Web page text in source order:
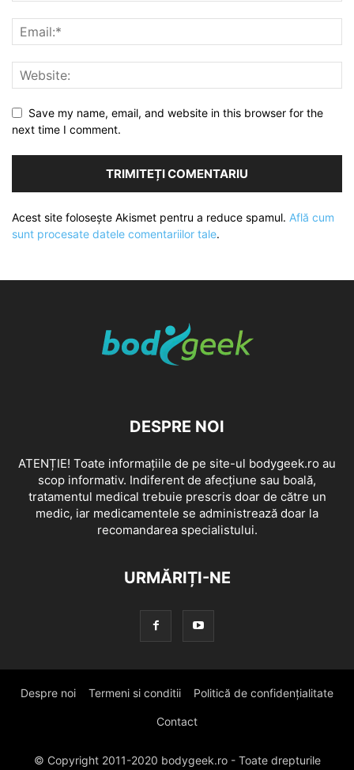
Save my name, email, and website in this browser for the
next time I comment.
Acest site folosește Akismet pentru a reduce spamul. Află cum
sunt procesate datele comentariilor tale.
DESPRE NOI
ATENȚIE! Toate informațiile de pe site-ul bodygeek.ro au
scop informativ. Indiferent de afecțiune sau boală,
tratamentul medical trebuie prescris doar de către un
medic, iar medicamentele se administrează doar la
recomandarea specialistului.
URMĂRIȚI-NE
Despre noi Termeni si conditii Politică de confidențialitate
Contact
© Copyright 2011-2020 bodygeek.ro - Toate drepturile